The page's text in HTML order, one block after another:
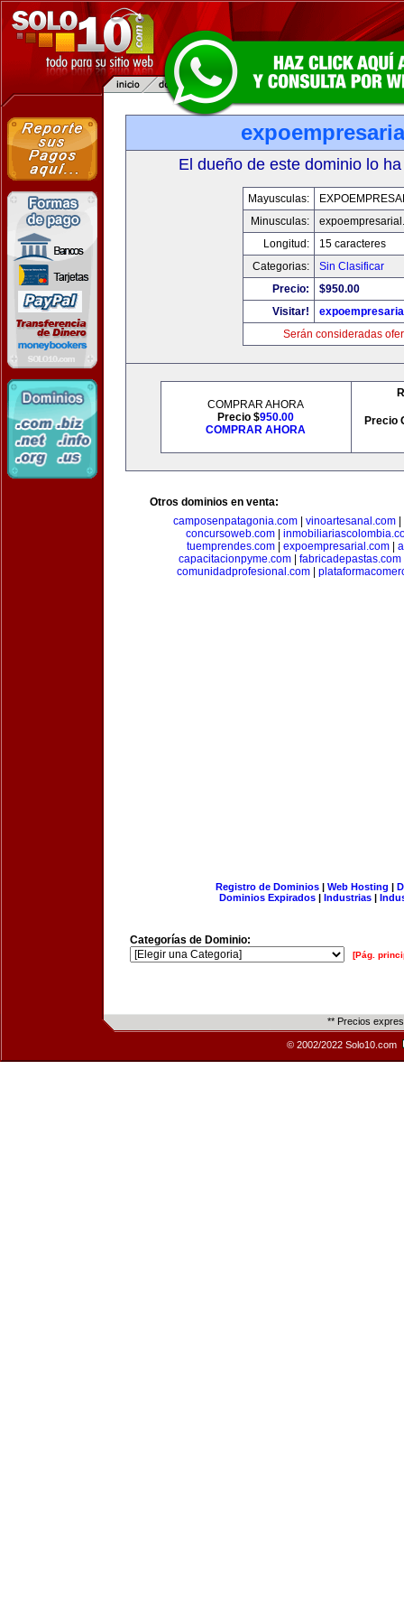
El dueño de este dominio lo
Mayusculas:
Minusculas:
Longitud:
15 caracteres
Categorias:
Sin Clasificar
Precio:
$950.00
Visitar!
Serán consideradas
COMPRAR AHORA
Precio $950.00
COMPRAR AHORA
Precio
Otros dominios en venta:
camposenpatagonia.com| vinoartesanal.com|
concursoweb.com
tuemprendes.com
expoempresarial.com
capacitacionpyme.com
fabricadepastas.com
comunidadprofesional.com|
Registro de Dominios| Web Hosting |
Dominios Expirados | Industrias |
Categorías de Dominio:
[Pág.
** Precios
© 2002/2022 Solo10.com